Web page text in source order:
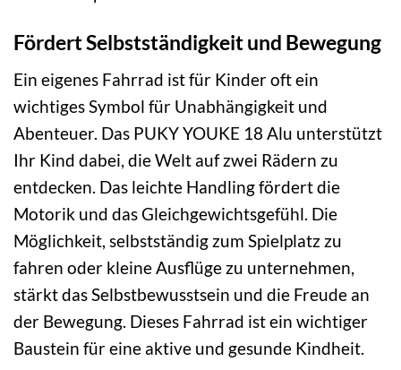
Fördert Selbstständigkeit und Bewegung
Ein eigenes Fahrrad ist für Kinder oft ein
wichtiges Symbol für Unabhängigkeit und
Abenteuer. Das PUKY YOUKE 18 Alu unterstützt
Ihr Kind dabei, die Welt auf zwei Rädern zu
entdecken. Das leichte Handling fördert die
Motorik und das Gleichgewichtsgefühl. Die
Möglichkeit, selbstständig zum Spielplatz zu
fahren oder kleine Ausflüge zu unternehmen,
stärkt das Selbstbewusstsein und die Freude an
der Bewegung. Dieses Fahrrad ist ein wichtiger
Baustein für eine aktive und gesunde Kindheit.